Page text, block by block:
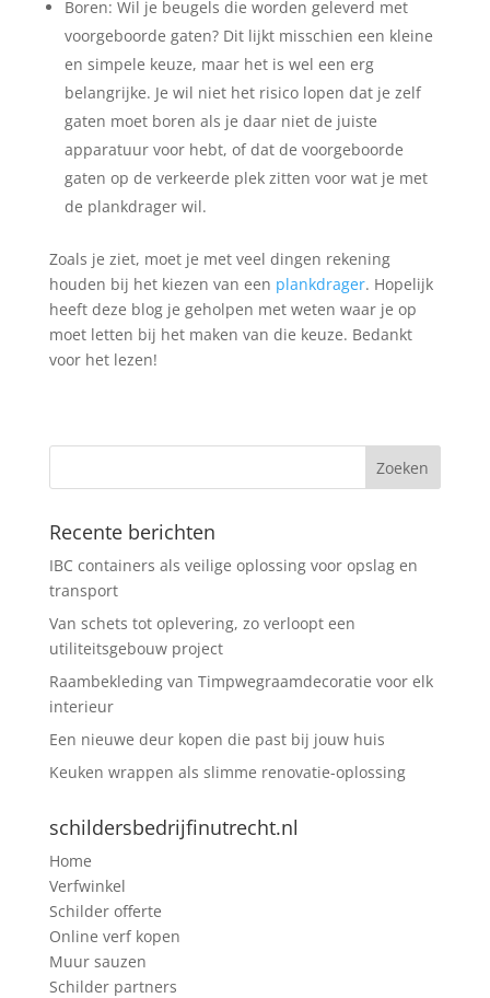
Boren: Wil je beugels die worden geleverd met
voorgeboorde gaten? Dit lijkt misschien een kleine
en simpele keuze, maar het is wel een erg
belangrijke. Je wil niet het risico lopen dat je zelf
gaten moet boren als je daar niet de juiste
apparatuur voor hebt, of dat de voorgeboorde
gaten op de verkeerde plek zitten voor wat je met
de plankdrager wil.
Zoals je ziet, moet je met veel dingen rekening
houden bij het kiezen van een plankdrager. Hopelijk
heeft deze blog je geholpen met weten waar je op
moet letten bij het maken van die keuze. Bedankt
voor het lezen!
Recente berichten
IBC containers als veilige oplossing voor opslag en
transport
Van schets tot oplevering, zo verloopt een
utiliteitsgebouw project
Raambekleding van Timpwegraamdecoratie voor elk
interieur
Een nieuwe deur kopen die past bij jouw huis
Keuken wrappen als slimme renovatie-oplossing
schildersbedrijfinutrecht.nl
Home
Verfwinkel
Schilder offerte
Online verf kopen
Muur sauzen
Schilder partners